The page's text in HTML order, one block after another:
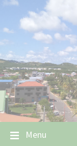
Skip
content
Skip
navigation
Skip
footer
Menu